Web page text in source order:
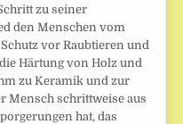
zu seiner
den Menschen vom
vor Raubtieren und
Härtung von Holz und
zu Keramik und zur
Mensch schrittweise aus
hat, das